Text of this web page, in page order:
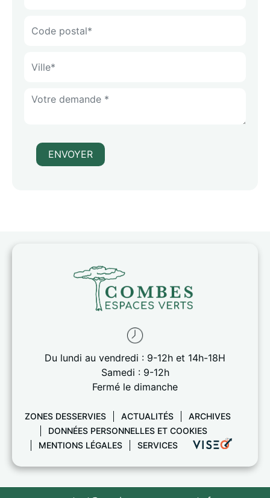
ENVOYER
Du lundi au vendredi : 9-12h et 14h-18H
Samedi : 9-12h
Fermé le dimanche
ZONES DESSERVIES ACTUALITÉS
ARCHIVES
DONNÉES PERSONNELLES ET COOKIES
MENTIONS LÉGALES
SERVICES